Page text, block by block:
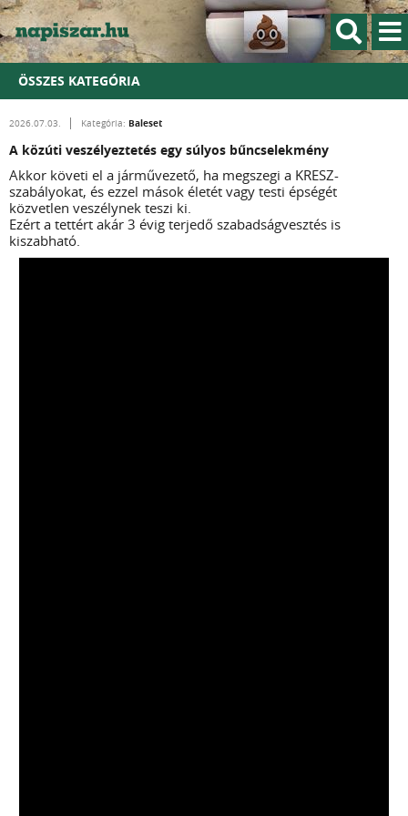
ÖSSZES KATEGÓRIA
2026.07.03. Kategória: Baleset
A közúti veszélyeztetés egy súlyos bűncselekmény
Akkor követi el a járművezető, ha megszegi a KRESZ-
szabályokat, és ezzel mások életét vagy testi épségét
közvetlen veszélynek teszi ki.
Ezért a tettért akár 3 évig terjedő szabadságvesztés is
kiszabható.